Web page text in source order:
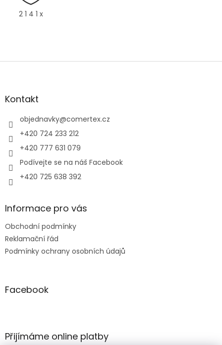
2 1 4 1 x
Z
aKontakt
objednavky@comertex.cz
+420 724 233 212
+420 777 631 079
Podívejte se na náš Facebook
+420 725 638 392
Informace pro vás
Obchodní podmínky
Reklamační řád
Podmínky ochrany osobních údajů
Facebook
Přijímáme online platby